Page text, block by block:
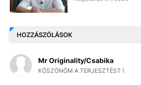
HOZZÁSZÓLÁSOK
Mr Originality/Csabika
KÖSZÖNÖM A TERJESZTÉST !